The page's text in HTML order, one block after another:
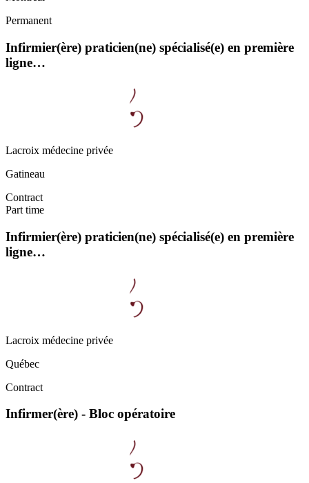
Permanent
Infirmier(ère) praticien(ne) spécialisé(e) en première
ligne…
Lacroix médecine privée
Gatineau
Contract
Part time
Infirmier(ère) praticien(ne) spécialisé(e) en première
ligne…
Lacroix médecine privée
Québec
Contract
Infirmer(ère) - Bloc opératoire